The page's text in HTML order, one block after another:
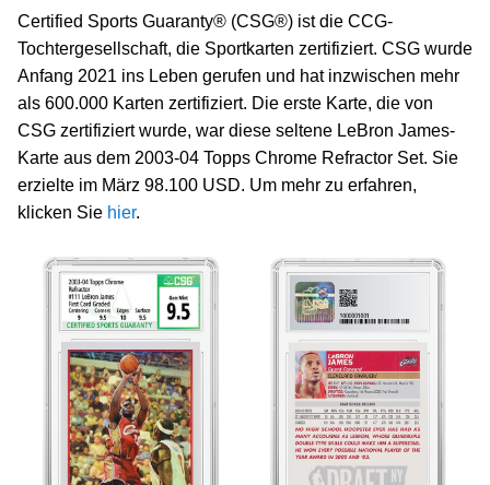
Certified Sports Guaranty® (CSG®) ist die CCG-
Tochtergesellschaft, die Sportkarten zertifiziert. CSG wurde
Anfang 2021 ins Leben gerufen und hat inzwischen mehr
als 600.000 Karten zertifiziert. Die erste Karte, die von
CSG zertifiziert wurde, war diese seltene LeBron James-
Karte aus dem 2003-04 Topps Chrome Refractor Set. Sie
erzielte im März 98.100 USD. Um mehr zu erfahren,
klicken Sie hier.